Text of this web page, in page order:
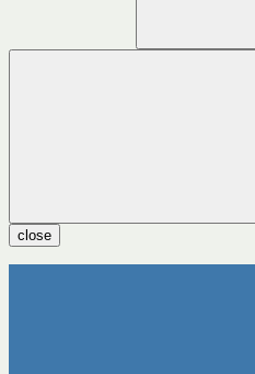
close